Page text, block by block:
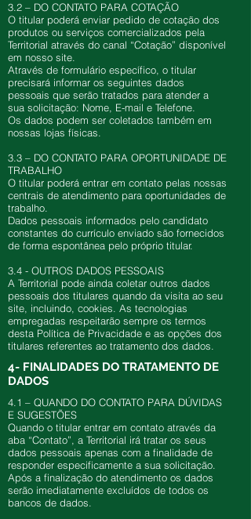
3.2 – DO CONTATO PARA COTAÇÃO
O titular poderá enviar pedido de cotação dos
produtos ou serviços comercializados pela
Territorial através do canal “Cotação” disponível
em nosso site.
Através de formulário específico, o titular
precisará informar os seguintes dados
pessoais que serão tratados para atender a
sua solicitação: Nome, E-mail e Telefone.
Os dados podem ser coletados também em
nossas lojas físicas.
3.3 – DO CONTATO PARA OPORTUNIDADE DE
TRABALHO
O titular poderá entrar em contato pelas nossas
centrais de atendimento para oportunidades de
trabalho.
Dados pessoais informados pelo candidato
constantes do currículo enviado são fornecidos
de forma espontânea pelo próprio titular.
3.4 - OUTROS DADOS PESSOAIS
A Territorial pode ainda coletar outros dados
pessoais dos titulares quando da visita ao seu
site, incluindo, cookies. As tecnologias
empregadas respeitarão sempre os termos
desta Política de Privacidade e as opções dos
titulares referentes ao tratamento dos dados.
4- FINALIDADES DO TRATAMENTO DE
DADOS
4.1 – QUANDO DO CONTATO PARA DÚVIDAS
E SUGESTÕES
Quando o titular entrar em contato através da
aba “Contato”, a Territorial irá tratar os seus
dados pessoais apenas com a finalidade de
responder especificamente a sua solicitação.
Após a finalização do atendimento os dados
serão imediatamente excluídos de todos os
bancos de dados.